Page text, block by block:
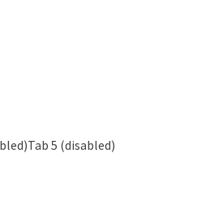
Tab 5 (disabled)